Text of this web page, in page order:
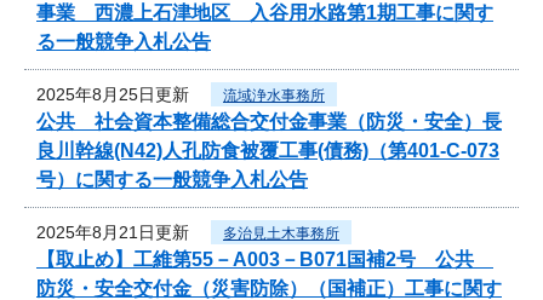
事業 西濃上石津地区 入谷用水路第1期工事に関す
る一般競争入札公告
2025年8月25日更新 流域浄水事務所
公共 社会資本整備総合交付金事業（防災・安全）長
良川幹線(N42)人孔防食被覆工事(債務)（第401-C-073
号）に関する一般競争入札公告
2025年8月21日更新 多治見土木事務所
【取止め】工維第55－A003－B071国補2号 公共
防災・安全交付金（災害防除）（国補正）工事に関す